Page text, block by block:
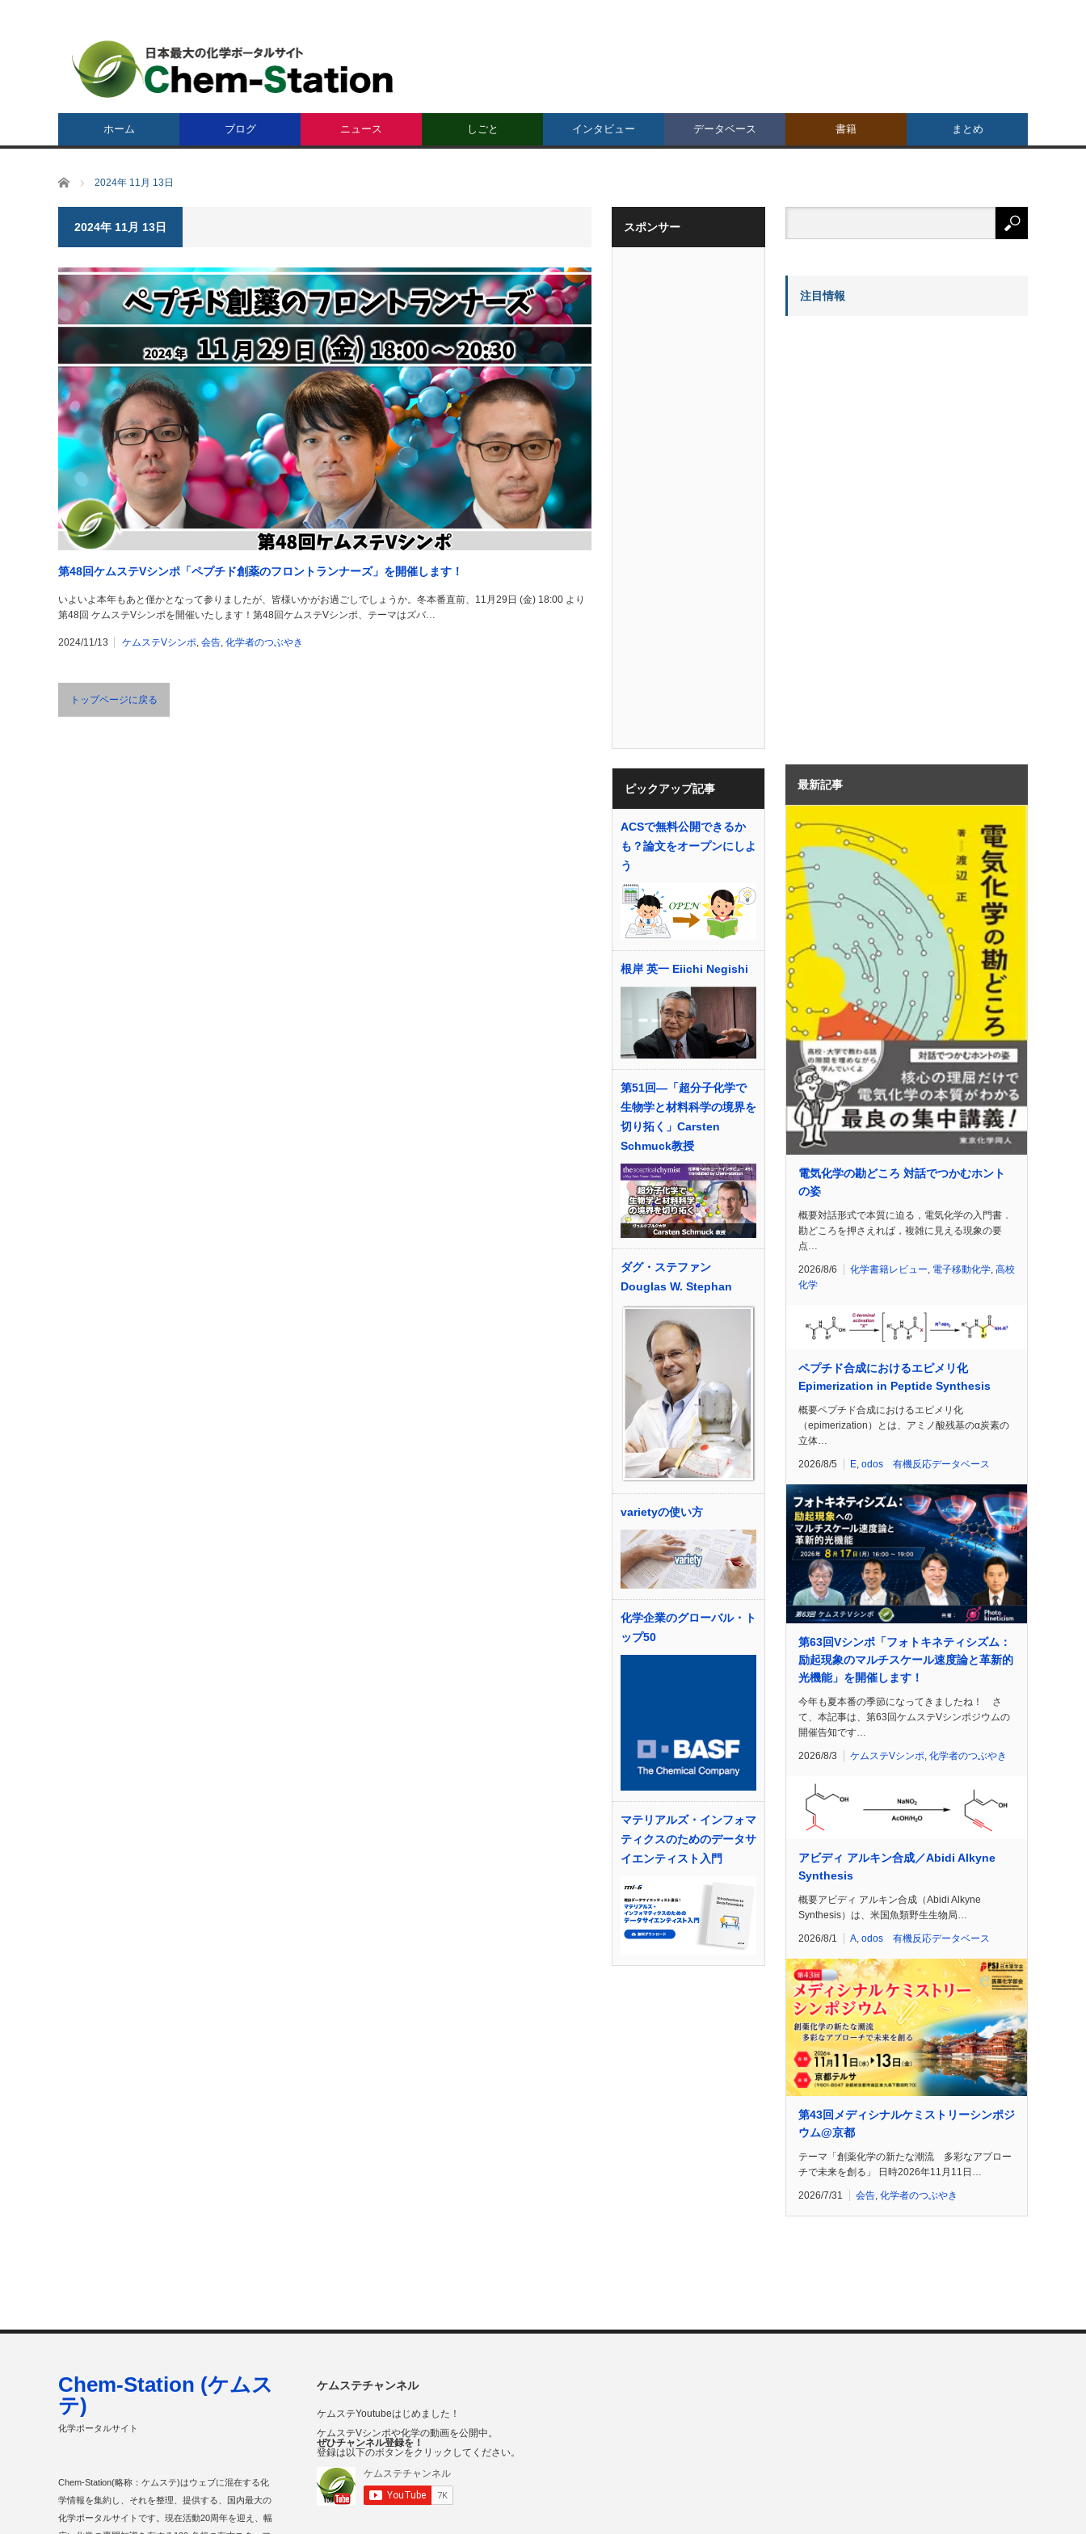
ホーム ブログ ニュース しごと インタビュー データベース 書籍 まとめ
ホーム 2024年 11月 13日
2024年 11月 13日
第48回ケムステVシンポ「ペプチド創薬のフロントランナーズ」を開催します！
いよいよ本年もあと僅かとなって参りましたが、皆様いかがお過ごしでしょうか。冬本番直前、11月29日 (金) 18:00 より
第48回 ケムステVシンポを開催いたします！第48回ケムステVシンポ、テーマはズバ…
2024/11/13 ケムステVシンポ, 会告, 化学者のつぶやき
トップページに戻る
スポンサー
ピックアップ記事
ACSで無料公開できるか
も？論文をオープンにしよ
う
根岸 英一 Eiichi Negishi
第51回―「超分子化学で
生物学と材料科学の境界を
切り拓く」Carsten
Schmuck教授
ダグ・ステファン
Douglas W. Stephan
varietyの使い方
化学企業のグローバル・ト
ップ50
マテリアルズ・インフォマ
ティクスのためのデータサ
イエンティスト入門
注目情報
最新記事
電気化学の勘どころ 対話でつかむホント
の姿
概要対話形式で本質に迫る，電気化学の入門書．
勘どころを押さえれば，複雑に見える現象の要
点…
2026/8/6 化学書籍レビュー, 電子移動化学, 高校
化学
ペプチド合成におけるエピメリ化
Epimerization in Peptide Synthesis
概要ペプチド合成におけるエピメリ化
（epimerization）とは、アミノ酸残基のα炭素の
立体…
2026/8/5 E, odos 有機反応データベース
第63回Vシンポ「フォトキネティシズム：
励起現象のマルチスケール速度論と革新的
光機能」を開催します！
今年も夏本番の季節になってきましたね！ さ
て、本記事は、第63回ケムステVシンポジウムの
開催告知です…
2026/8/3 ケムステVシンポ 化学者のつぶやき
アビディ アルキン合成／Abidi Alkyne
Synthesis
概要アビディ アルキン合成（Abidi Alkyne
Synthesis）は、米国魚類野生生物局…
2026/8/1 A odos 有機反応データベース
第43回メディシナルケミストリーシンポジ
ウム@京都
テーマ「創薬化学の新たな潮流 多彩なアプロー
チで未来を創る」 日時2026年11月11日…
2026/7/31 会告, 化学者のつぶやき
ケムステチャンネル
ケムステYoutubeはじめました！
ケムステVシンポや化学の動画を公開中。
ぜひチャンネル登録を！
登録は以下のボタンをクリックしてください。
Chem-Station (ケムス
テ)
化学ポータルサイト
Chem-Station(略称：ケムステ)はウェブに混在する化
学情報を集約し、それを整理、提供する、国内最大の
化学ポータルサイトです。現在活動20周年を迎え、幅